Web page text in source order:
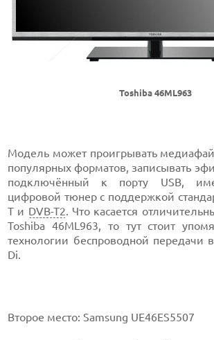
Toshiba 46ML963
Модель может проигрывать
популярных форматов, записывать
подключённый к порту USB,
цифровой тюнер с поддержкой
T и DVB-T2. Что касается
Toshiba 46ML963, то тут стоит
технологии беспроводной передачи
Di.
Второе место: Samsung UE46ES5507